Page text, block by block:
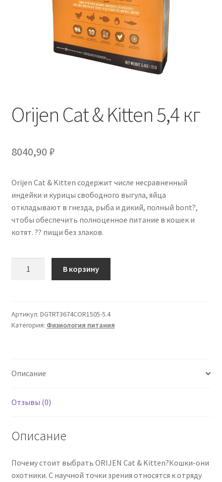
Оформление заказа
Orijen Cat & Kitten 5,4 кг
8040,90 ₽
Orijen Cat & Kitten содержит числе несравненный
индейки и курицы свободного выгула, яйца
откладывают в гнезда, рыба и дикий, полный bont?,
чтобы обеспечить полноценное питание в кошек и
котят. ?? пищи без злаков.
&
Kitten
В корзину
Артикул: DGTRT3674COR1505-5.4
Категория: Физиология питания
Описание
Отзывы (0)
Описание
Почему стоит выбрать ORIJEN Cat & Kitten?Кошки-они
охотники. С научной точки зрения относятся к отряду